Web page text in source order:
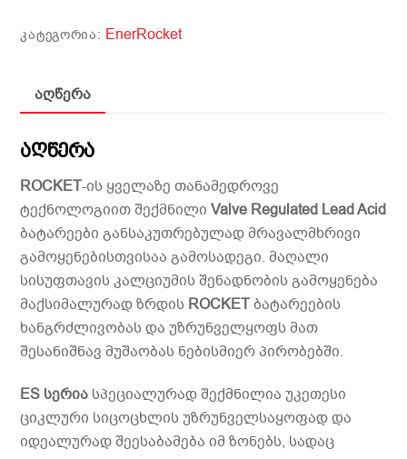
ᲙᲐᲢᲔᲒᲝᲠᲘᲐ: EnerRocket
აღწერა
აღწერა
ROCKET-ის ყველაზე თანამედროვე
ტექნოლოგიით შექმნილიValve Regulated Lead Acid
ბატარეები განსაკუთრებულად მრავალმხრივი
გამოყენებისთვისაა გამოსადეგი. მაღალი
სისუფთავის კალციუმის შენადნობის გამოყენება
მაქსიმალურად ზრდის ROCKETბატარეების
ხანგრძლივობას და უზრუნველყოფს მათ
შესანიშნავ მუშაობას ნებისმიერ პირობებში.
ES სერია სპეციალურად შექმნილია უკეთესი
ციკლური სიცოცხლის უზრუნველსაყოფად და
იდეალურად შეესაბამება იმ ზონებს, სადაც